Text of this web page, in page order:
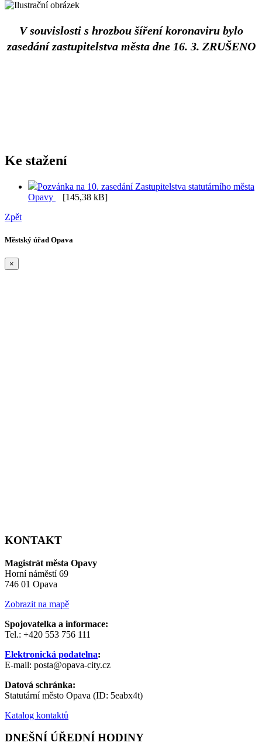
V souvislosti s hrozbou šíření koronaviru bylo
zasedání zastupitelstva města dne 16. 3. ZRUŠENO
Ke stažení
Pozvánka na 10. zasedání Zastupitelstva statutárního města
Opavy
[145,38 kB]
Zpět
Městský úřad Opava
×
KONTAKT
Magistrát města Opavy
Horní náměstí 69
746 01 Opava
Zobrazit na mapě
Spojovatelka a informace:
Tel.: +420 553 756 111
Elektronická podatelna:
E-mail: posta@opava-city.cz
Datová schránka:
Statutární město Opava (ID: 5eabx4t)
Katalog kontaktů
DNEŠNÍ ÚŘEDNÍ HODINY